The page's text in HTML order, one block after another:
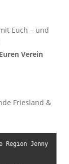
Euch – und
Verein
Friesland &
Jenny